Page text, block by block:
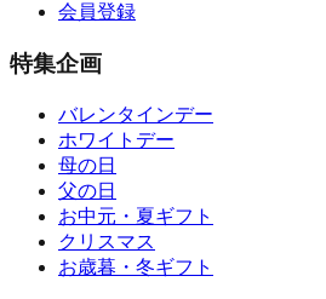
会員登録
特集企画
バレンタインデー
ホワイトデー
母の日
父の日
お中元・夏ギフト
クリスマス
お歳暮・冬ギフト